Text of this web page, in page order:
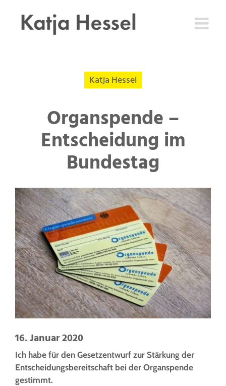
springen
Katja Hessel
Organspende –
Entscheidung im
Bundestag
16. Januar 2020
Ich habe für den Gesetzentwurf zur Stärkung der
Entscheidungsbereitschaft bei der Organspende
gestimmt.